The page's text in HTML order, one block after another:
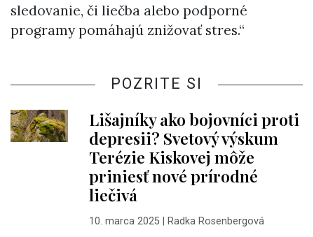
sledovanie, či liečba alebo podporné
programy pomáhajú znižovať stres.“
POZRITE SI
Lišajníky ako bojovníci proti
depresii? Svetový výskum
Terézie Kiskovej môže
priniesť nové prírodné
liečivá
10. marca 2025| Radka Rosenbergová